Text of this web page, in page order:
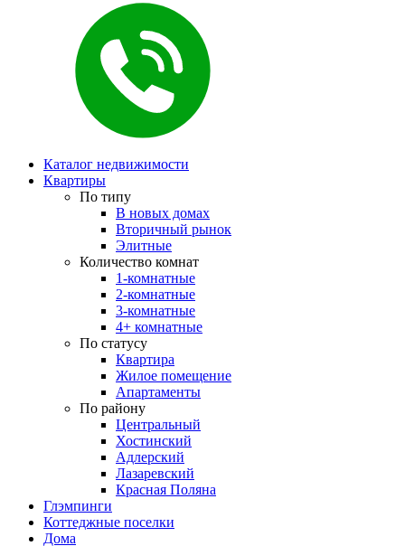
Каталог недвижимости
Квартиры
По типу
В новых домах
Вторичный рынок
Элитные
Количество комнат
1-комнатные
2-комнатные
3-комнатные
4+ комнатные
По статусу
Квартира
Жилое помещение
Апартаменты
По району
Центральный
Хостинский
Адлерский
Лазаревский
Красная Поляна
Глэмпинги
Коттеджные поселки
Дома